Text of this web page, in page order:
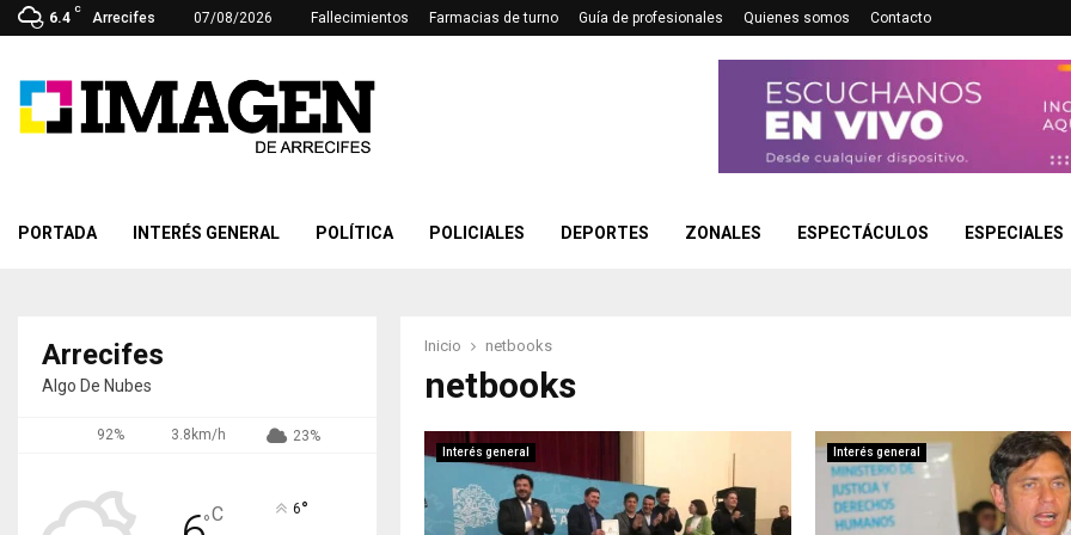
6.4
C
Arrecifes 07/08/2026 Fallecimientos Farmacias de turno Guía de profesionales Quienes somos Contacto
PORTADA INTERÉS GENERAL POLÍTICA POLICIALES DEPORTES ZONALES ESPECTÁCULOS ESPECIALES
Inicio netbooks
netbooks
Interés general Interés general
Arrecifes
Algo De Nubes
92% 3.8km/h 23%
°C 6°